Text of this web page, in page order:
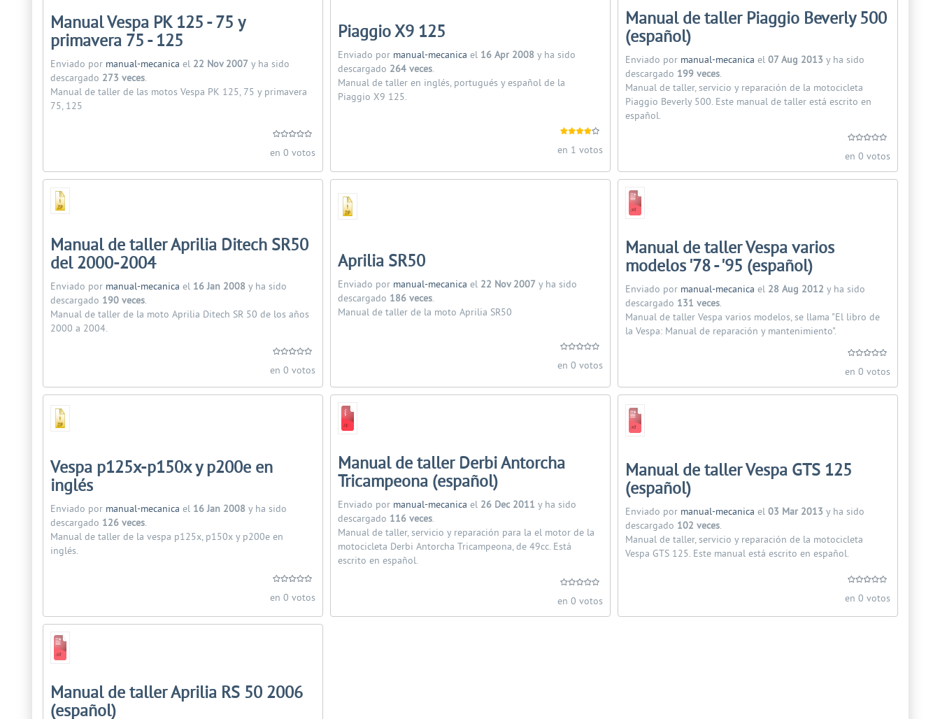
Manual Vespa PK 125 - 75 y
primavera 75 - 125
Enviado por manual-mecanica el 22 Nov 2007 y ha sido
descargado 273 veces.
Manual de taller de las motos Vespa PK 125, 75 y primavera
75, 125
en 0 votos
Piaggio X9 125
Enviado por manual-mecanica el 16 Apr 2008 y ha sido
descargado 264 veces.
Manual de taller en inglés, portugués y español de la
Piaggio X9 125.
en 1 votos
Manual de taller Piaggio Beverly 500
(español)
Enviado por manual-mecanica el 07 Aug 2013 y ha sido
descargado 199 veces.
Manual de taller, servicio y reparación de la motocicleta
Piaggio Beverly 500. Este manual de taller está escrito en
español.
en 0 votos
Manual de taller Aprilia Ditech SR50
del 2000-2004
Enviado por manual-mecanica el 16 Jan 2008 y ha sido
descargado 190 veces.
Manual de taller de la moto Aprilia Ditech SR 50 de los años
2000 a 2004.
en 0 votos
Aprilia SR50
Enviado por manual-mecanica el 22 Nov 2007 y ha sido
descargado 186 veces.
Manual de taller de la moto Aprilia SR50
en 0 votos
Manual de taller Vespa varios
modelos '78 - '95 (español)
Enviado por manual-mecanica el 28 Aug 2012 y ha sido
descargado 131 veces.
Manual de taller Vespa varios modelos, se llama "El libro de
la Vespa: Manual de reparación y mantenimiento".
en 0 votos
Vespa p125x-p150x y p200e en
inglés
Enviado por manual-mecanica el 16 Jan 2008 y ha sido
descargado 126 veces.
Manual de taller de la vespa p125x, p150x y p200e en
inglés.
en 0 votos
Manual de taller Derbi Antorcha
Tricampeona (español)
Enviado por manual-mecanica el 26 Dec 2011 y ha sido
descargado 116 veces.
Manual de taller, servicio y reparación para la el motor de la
motocicleta Derbi Antorcha Tricampeona, de 49cc. Está
escrito en español.
en 0 votos
Manual de taller Vespa GTS 125
(español)
Enviado por manual-mecanica el 03 Mar 2013 y ha sido
descargado 102 veces.
Manual de taller, servicio y reparación de la motocicleta
Vespa GTS 125. Este manual está escrito en español.
en 0 votos
Manual de taller Aprilia RS 50 2006
(español)